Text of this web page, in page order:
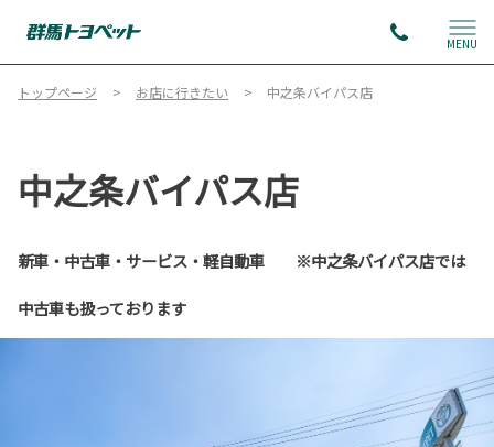
MENU
トップページ お店に行きたい 中之条バイパス店
中之条バイパス店
新車・中古車・サービス・軽自動車 ※中之条バイパス店では
中古車も扱っております